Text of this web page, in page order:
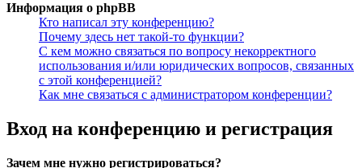
Информация о phpBB
Кто написал эту конференцию?
Почему здесь нет такой-то функции?
С кем можно связаться по вопросу некорректного
использования и/или юридических вопросов, связанных
с этой конференцией?
Как мне связаться с администратором конференции?
Вход на конференцию и регистрация
Зачем мне нужно регистрироваться?